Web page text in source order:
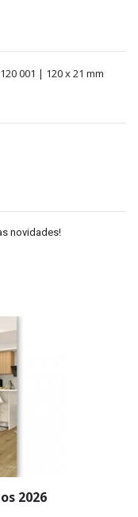
001 | 120 x 21 mm
novidades!
2026